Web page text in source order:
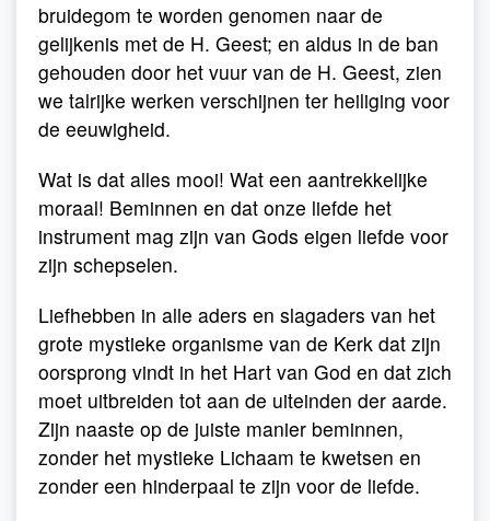
bruidegom te worden genomen naar de
gelijkenis met de H. Geest; en aldus in de ban
gehouden door het vuur van de H. Geest, zien
we talrijke werken verschijnen ter heiliging voor
de eeuwigheid.
Wat is dat alles mooi! Wat een aantrekkelijke
moraal! Beminnen en dat onze liefde het
instrument mag zijn van Gods eigen liefde voor
zijn schepselen.
Liefhebben in alle aders en slagaders van het
grote mystieke organisme van de Kerk dat zijn
oorsprong vindt in het Hart van God en dat zich
moet uitbreiden tot aan de uiteinden der aarde.
Zijn naaste op de juiste manier beminnen,
zonder het mystieke Lichaam te kwetsen en
zonder een hinderpaal te zijn voor de liefde.